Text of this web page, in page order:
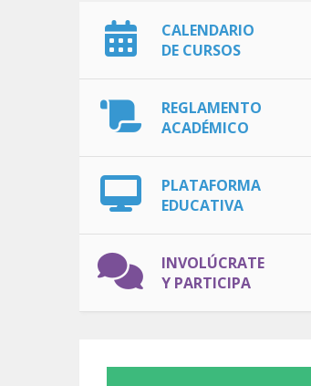
CALENDARIO
DE CURSOS
REGLAMENTO
ACADÉMICO
PLATAFORMA
EDUCATIVA
INVOLÚCRATE
Y PARTICIPA